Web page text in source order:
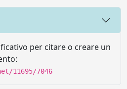
per citare o creare un
11695/7046